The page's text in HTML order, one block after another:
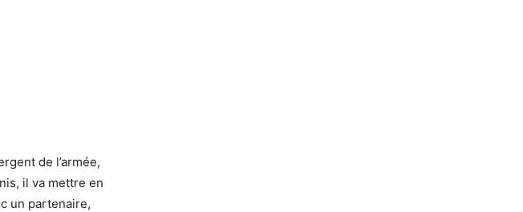
de l’armée,
il va mettre en
un partenaire,